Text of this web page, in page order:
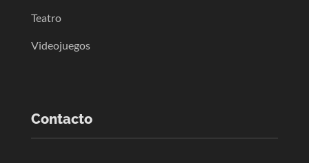
Teatro
Videojuegos
Contacto